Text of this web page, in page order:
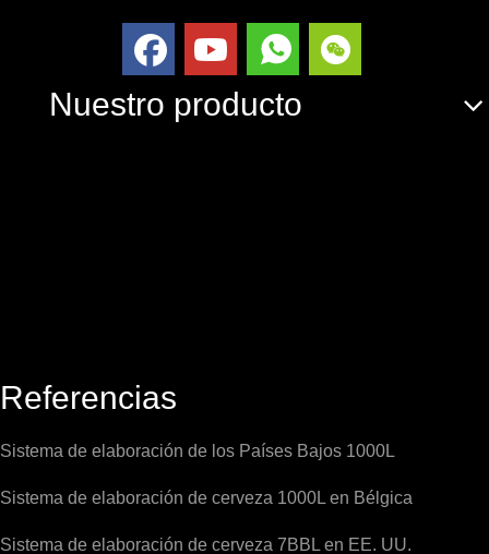
Nuestro producto
Referencias
Sistema de elaboración de los Países Bajos 1000L
Sistema de elaboración de cerveza 1000L en Bélgica
Sistema de elaboración de cerveza 7BBL en EE. UU.